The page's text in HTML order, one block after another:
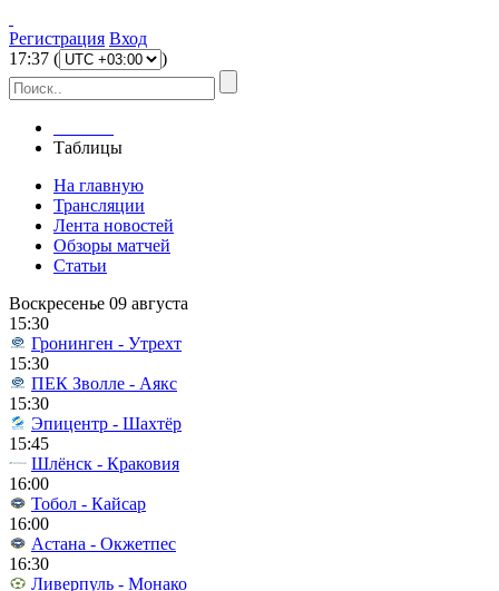
Регистрация Вход
17:37 ( )
Таблицы
На главную
Трансляции
Лента новостей
Обзоры матчей
Статьи
Воскресенье 09 августа
15:30
Гронинген - Утрехт
15:30
ПЕК Зволле - Аякс
15:30
Эпицентр - Шахтёр
15:45
Шлёнск - Краковия
16:00
Тобол - Кайсар
16:00
Астана - Окжетпес
16:30
Ливерпуль - Монако